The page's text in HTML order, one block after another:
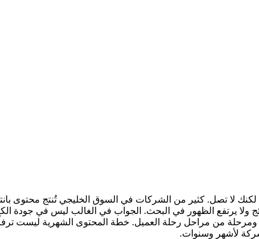
لكنك لا تصل. كثير من الشركات في السوق الخليجي تُنتج محتوى
ولا يرتفع الظهور في البحث. الجواب في الغالب ليس في
من مراحل رحلة العميل. خطة المحتوى الشهرية ليست ترفاً
لأشهر وسنوات.